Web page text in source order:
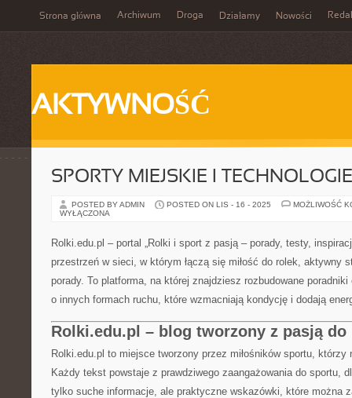
Strona główna Archiwum Droga Działamy Nowości
AKTYWNOŚĆ
SPORTY MIEJSKIE I
POSTED BY ADMIN POSTED ON LIS - 16 - 2025
MOŻLIWOŚĆ
WYŁĄCZONA
Rolki.edu.pl – portal „Rolki i sport z pasją – porady, testy,
przestrzeń w sieci, w którym łączą się miłość do rolek, aktywny
porady. To platforma, na której znajdziesz rozbudowane
o innych formach ruchu, które wzmacniają kondycję i dodają
Rolki.edu.pl – blog tworzony z pasją do
Rolki.edu.pl to miejsce tworzony przez miłośników sportu, którzy
Każdy tekst powstaje z prawdziwego zaangażowania do sportu,
tylko suche informacje, ale praktyczne wskazówki, które można